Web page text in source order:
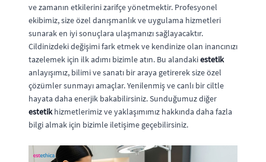
ve zamanın etkilerini zarifçe yönetmektir. Profesyonel
ekibimiz, size özel danışmanlık ve uygulama hizmetleri
sunarak en iyi sonuçlara ulaşmanızı sağlayacaktır.
Cildinizdeki değişimi fark etmek ve kendinize olan inancınızı
tazelemek için ilk adımı bizimle atın. Bu alandakiestetik
anlayışımız, bilimi ve sanatı bir araya getirerek size özel
çözümler sunmayı amaçlar. Yenilenmiş ve canlı bir ciltle
hayata daha enerjik bakabilirsiniz. Sunduğumuz diğer
estetikhizmetlerimiz ve yaklaşımımız hakkında daha fazla
bilgi almak için bizimle iletişime geçebilirsiniz.